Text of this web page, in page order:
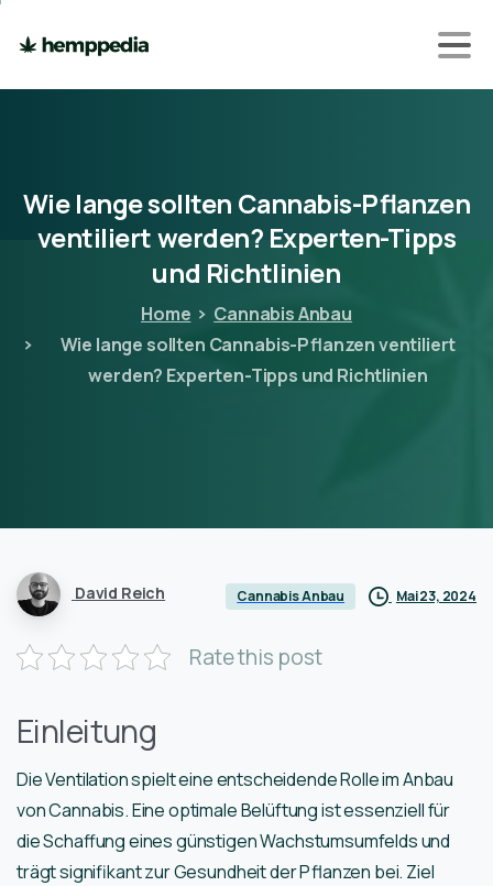
Wie langesollten Cannabis-Pflanzen
ventiliertwerden? Experten-Tipps
und Richtlinien
Home
Cannabis Anbau
Wie lange sollten Cannabis-Pflanzen ventiliert
werden? Experten-Tipps und Richtlinien
David Reich Cannabis Anbau Mai 23, 2024
Rate this post
Einleitung
Die Ventilation spielt eine entscheidende Rolle im Anbau
von Cannabis. Eine optimale Belüftung ist essenziell für
die Schaffung eines günstigen Wachstumsumfelds und
trägt signifikant zur Gesundheit der Pflanzen bei. Ziel